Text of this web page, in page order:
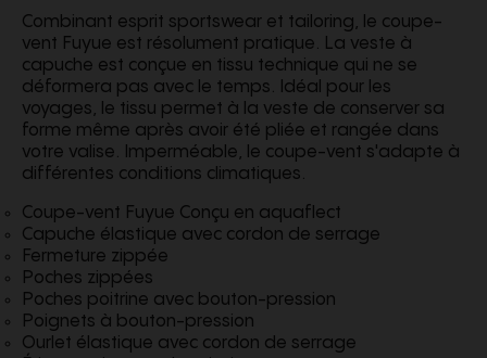
Combinant esprit sportswear et tailoring, le coupe-
vent Fuyue est résolument pratique. La veste à
capuche est conçue en tissu technique qui ne se
déformera pas avec le temps. Idéal pour les
voyages, le tissu permet à la veste de conserver sa
forme même après avoir été pliée et rangée dans
votre valise. Imperméable, le coupe-vent s'adapte à
différentes conditions climatiques.
Coupe-vent Fuyue Conçu en aquaflect
Capuche élastique avec cordon de serrage
Fermeture zippée
Poches zippées
Poches poitrine avec bouton-pression
Poignets à bouton-pression
Ourlet élastique avec cordon de serrage